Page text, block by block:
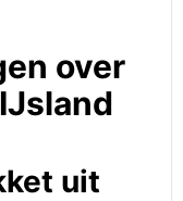
over
uit